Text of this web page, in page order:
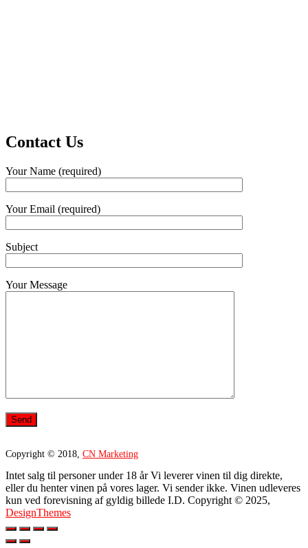
Contact Us
Your Name (required)
Your Email (required)
Subject
Your Message
Copyright © 2018, CN Marketing
Intet salg til personer under 18 år Vi leverer vinen til dig direkte,
eller du henter vinen på vores lager. Vi sender ikke. Vinen udleveres
kun ved forevisning af gyldig billede I.D. Copyright © 2025,
DesignThemes